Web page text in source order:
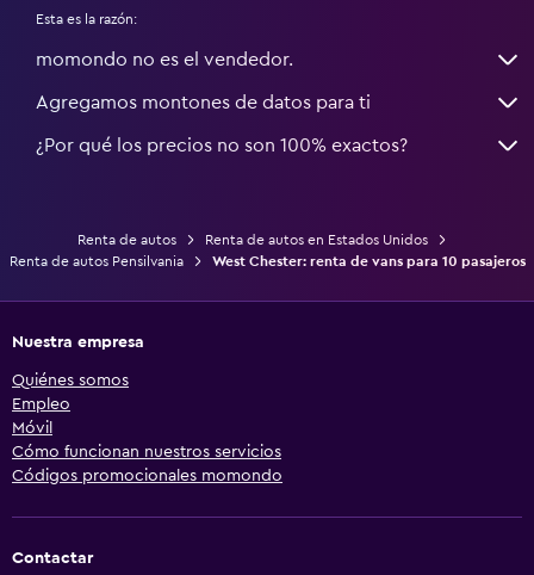
Esta es la razón:
momondo no es el vendedor.
Agregamos montones de datos para ti
¿Por qué los precios no son 100% exactos?
Renta de autos
Renta de autos en Estados Unidos
Renta de autos Pensilvania
West Chester: renta de vans para 10 pasajeros
Nuestra empresa
Quiénes somos
Empleo
Móvil
Cómo funcionan nuestros servicios
Códigos promocionales momondo
Contactar